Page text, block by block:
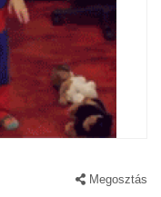
Megosztás